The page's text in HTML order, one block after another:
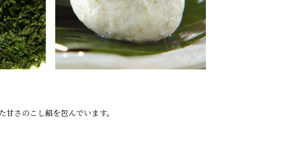
さのこし餡を包んでいます。